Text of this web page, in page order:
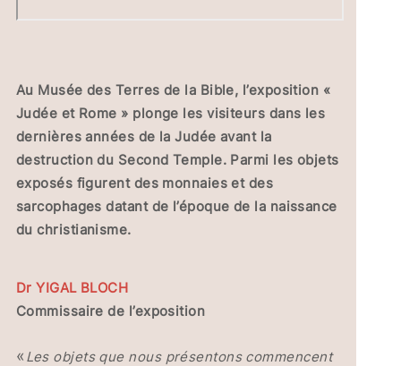
Au Musée des Terres de la Bible, l’exposition «
Judée et Rome » plonge les visiteurs dans les
dernières années de la Judée avant la
destruction du Second Temple. Parmi les objets
exposés figurent des monnaies et des
sarcophages datant de l’époque de la naissance
du christianisme.
Dr YIGAL BLOCH
Commissaire de l’exposition
« Les objets que nous présentons commencent